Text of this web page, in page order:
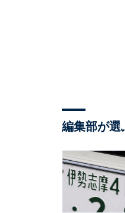
編集部が選